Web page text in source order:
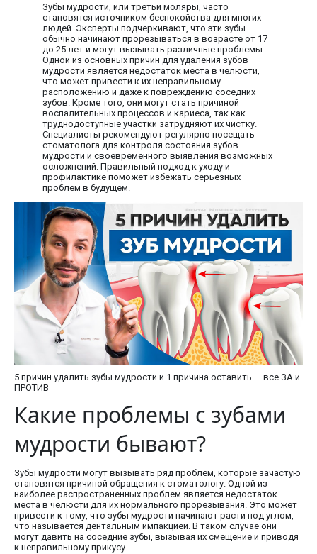
Зубы мудрости, или третьи моляры, часто
становятся источником беспокойства для многих
людей. Эксперты подчеркивают, что эти зубы
обычно начинают прорезываться в возрасте от 17
до 25 лет и могут вызывать различные проблемы.
Одной из основных причин для удаления зубов
мудрости является недостаток места в челюсти,
что может привести к их неправильному
расположению и даже к повреждению соседних
зубов. Кроме того, они могут стать причиной
воспалительных процессов и кариеса, так как
труднодоступные участки затрудняют их чистку.
Специалисты рекомендуют регулярно посещать
стоматолога для контроля состояния зубов
мудрости и своевременного выявления возможных
осложнений. Правильный подход к уходу и
профилактике поможет избежать серьезных
проблем в будущем.
5 причин удалить зубы мудрости и 1 причина оставить — все ЗА и
ПРОТИВ
Какие проблемы с зубами
мудрости бывают?
Зубы мудрости могут вызывать ряд проблем, которые зачастую
становятся причиной обращения к стоматологу. Одной из
наиболее распространенных проблем является недостаток
места в челюсти для их нормального прорезывания. Это может
привести к тому, что зубы мудрости начинают расти под углом,
что называется дентальным импакцией. В таком случае они
могут давить на соседние зубы, вызывая их смещение и приводя
к неправильному прикусу.